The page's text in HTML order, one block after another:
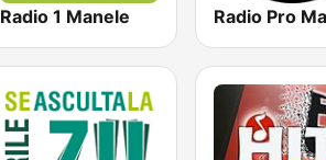
Radio 1 Manele Radio Pro